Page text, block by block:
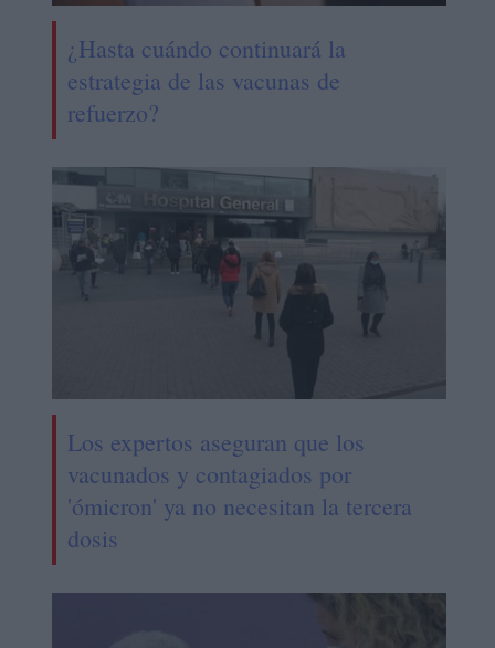
¿Hasta cuándo continuará la
estrategia de las vacunas de
refuerzo?
Los expertos aseguran que los
vacunados y contagiados por
'ómicron' ya no necesitan la tercera
dosis